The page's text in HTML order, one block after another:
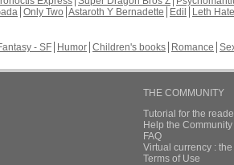
Only Two Astaroth Y Bernadette Edil
Leth Hate
- SF Humor Children's books Romance
THE COMMUNITY
Tutorial for the
Help the
FAQ
Virtual currency :
Terms of Use